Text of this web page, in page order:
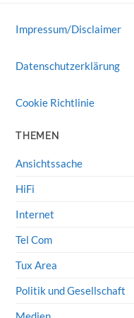
Impressum/Disclaimer
Datenschutzerklärung
Cookie Richtlinie
THEMEN
Ansichtssache
HiFi
Internet
Tel Com
Tux Area
Politik und Gesellschaft